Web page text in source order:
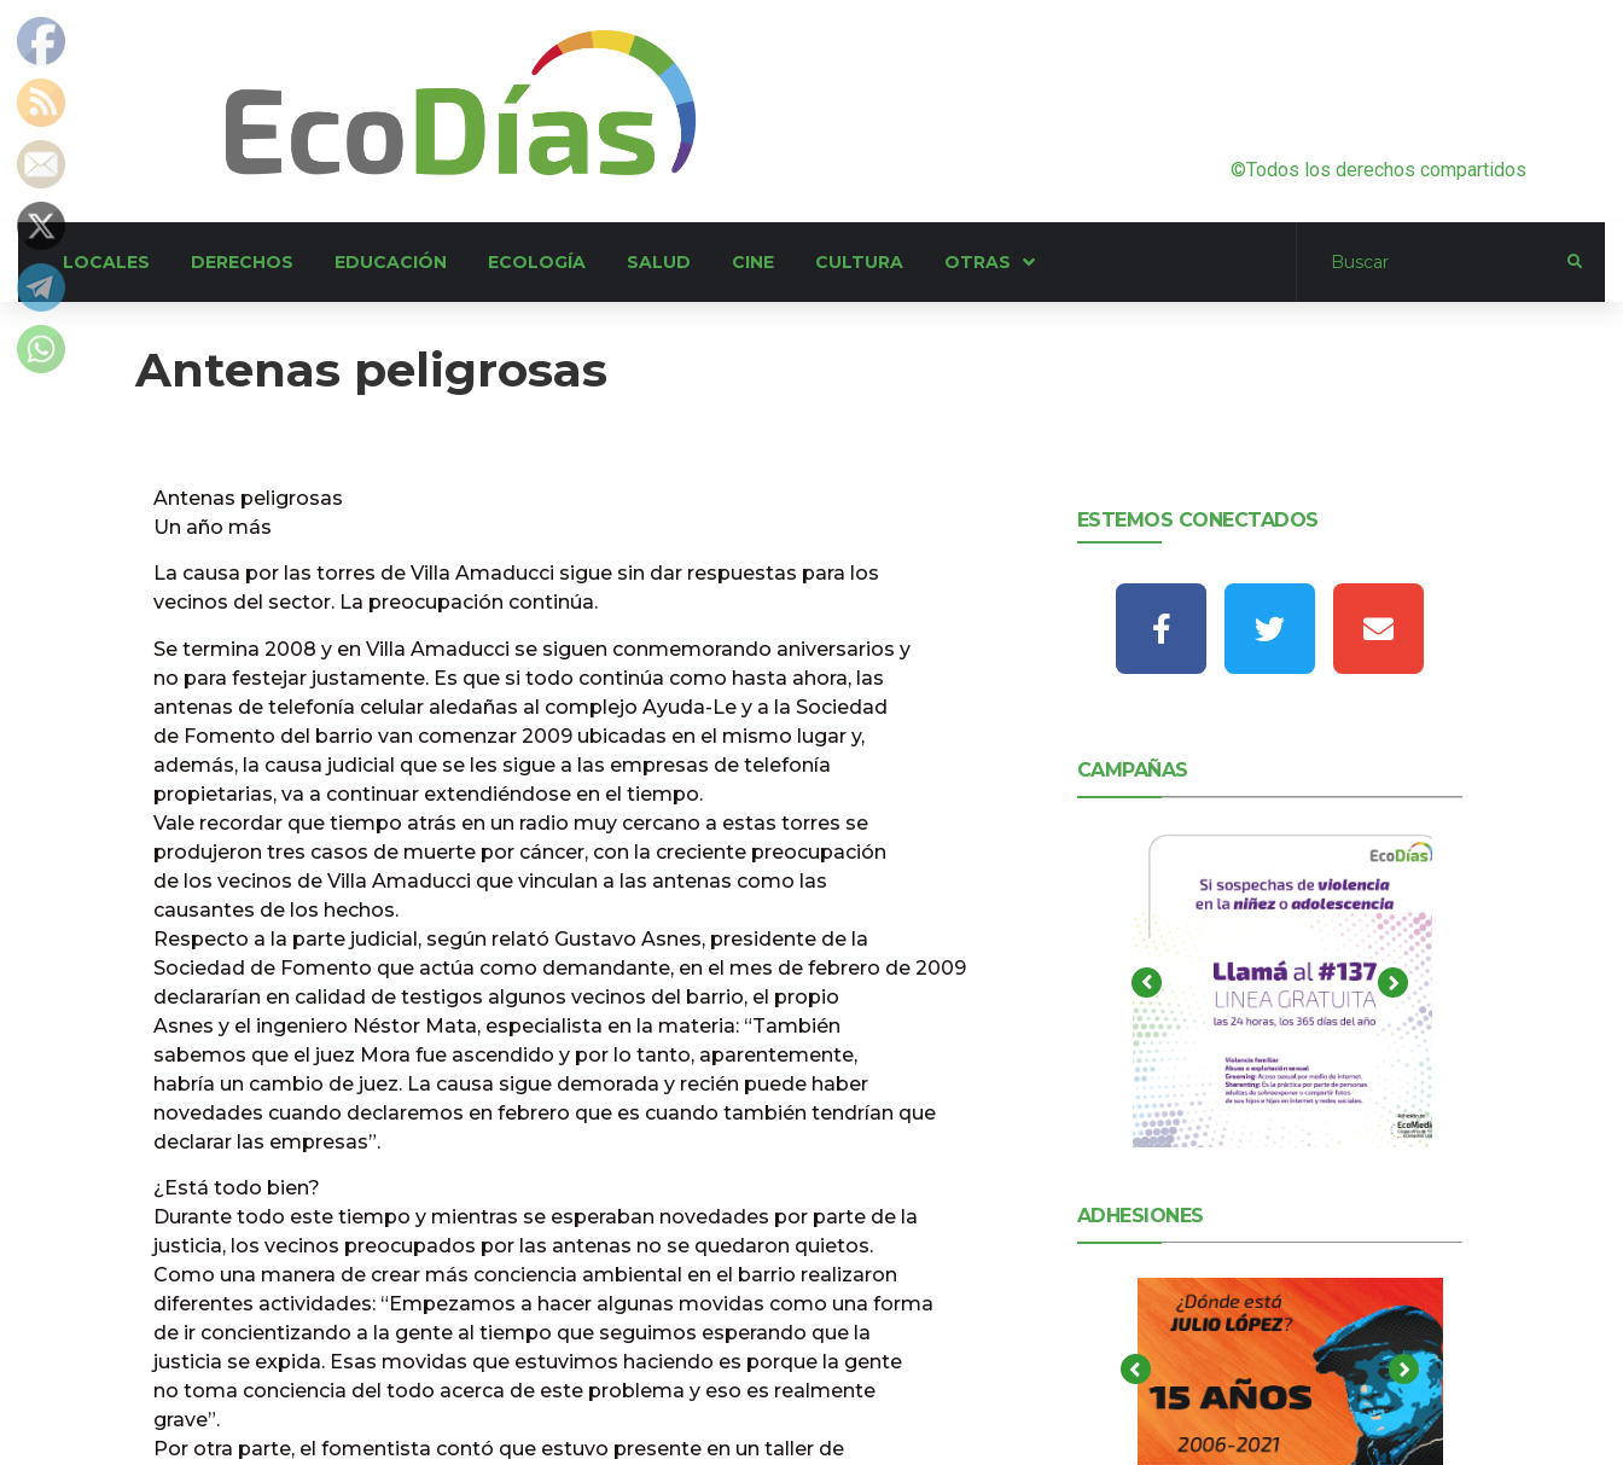
©Todos los derechos compartidos
LOCALES DERECHOS EDUCACIÓN ECOLOGÍA SALUD CINE CULTURA OTRAS
Antenas peligrosas
Antenas peligrosas
Un año más
La causa por las torres de Villa Amaducci sigue sin dar respuestas para los
vecinos del sector. La preocupación continúa.
Se termina 2008 y en Villa Amaducci se siguen conmemorando aniversarios y
no para festejar justamente. Es que si todo continúa como hasta ahora, las
antenas de telefonía celular aledañas al complejo Ayuda-Le y a la Sociedad
de Fomento del barrio van comenzar 2009 ubicadas en el mismo lugar y,
además, la causa judicial que se les sigue a las empresas de telefonía
propietarias, va a continuar extendiéndose en el tiempo.
Vale recordar que tiempo atrás en un radio muy cercano a estas torres se
produjeron tres casos de muerte por cáncer, con la creciente preocupación
de los vecinos de Villa Amaducci que vinculan a las antenas como las
causantes de los hechos.
Respecto a la parte judicial, según relató Gustavo Asnes, presidente de la
Sociedad de Fomento que actúa como demandante, en el mes de febrero de 2009
declararían en calidad de testigos algunos vecinos del barrio, el propio
Asnes y el ingeniero Néstor Mata, especialista en la materia: “También
sabemos que el juez Mora fue ascendido y por lo tanto, aparentemente,
habría un cambio de juez. La causa sigue demorada y recién puede haber
novedades cuando declaremos en febrero que es cuando también tendrían que
declarar las empresas”.
¿Está todo bien?
Durante todo este tiempo y mientras se esperaban novedades por parte de la
justicia, los vecinos preocupados por las antenas no se quedaron quietos.
Como una manera de crear más conciencia ambiental en el barrio realizaron
diferentes actividades: “Empezamos a hacer algunas movidas como una forma
de ir concientizando a la gente al tiempo que seguimos esperando que la
justicia se expida. Esas movidas que estuvimos haciendo es porque la gente
no toma conciencia del todo acerca de este problema y eso es realmente
grave”.
Por otra parte, el fomentista contó que estuvo presente en un taller de
ESTEMOS CONECTADOS
CAMPAÑAS
ADHESIONES